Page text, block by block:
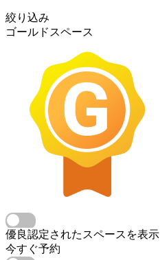
絞り込み
ゴールドスペース
優良認定されたスペースを表示
今すぐ予約